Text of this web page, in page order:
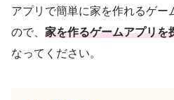
アプリで簡単に家を作れるゲー
ので、 家を作るゲームアプリを
なってください。